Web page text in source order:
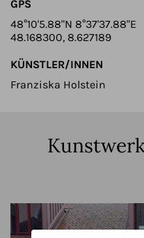
GPS
48°10'5.88"N 8°37'37.88"E
48.168300, 8.627189
KÜNSTLER/INNEN
Franziska Holstein